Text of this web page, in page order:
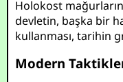
Holokost
devletin, başka bir
kullanması, tarihin
Modern